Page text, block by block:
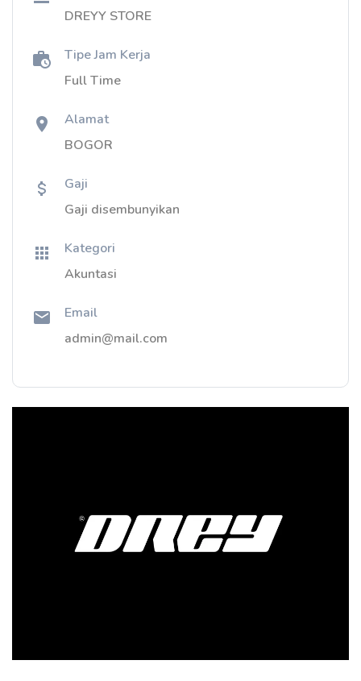
DREYY STORE
Tipe Jam Kerja
Full Time
Alamat
BOGOR
Gaji
Gaji disembunyikan
Kategori
Akuntasi
Email
admin@mail.com